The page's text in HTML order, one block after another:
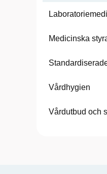
Medicinska
Vårdhygien
Vårdutbud och